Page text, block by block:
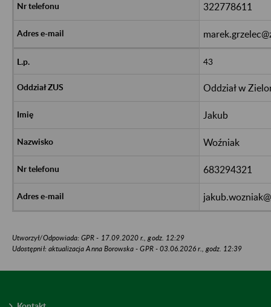
322778611
43
Oddział w
Jakub
Woźniak
683294321
Utworzył/Odpowiada: GPR - 17.09.2020 r., godz. 12:29
Udostępnił: aktualizacja Anna Borowska - GPR - 03.06.2026 r., godz. 12:39